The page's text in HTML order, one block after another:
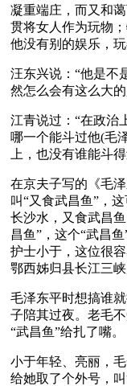
凝重端庄，而又和
贯将女人作为玩物
他没有别的娱乐，
汪东兴说：“他是不
然怎么会有这么大
江青说过：“在政治
哪一个能斗过他(毛
上，也没有谁能斗
在京夫子写的《毛
叫“又食武昌鱼”，
长沙水，又食武昌
昌鱼”，这个“武昌
护士小于，这位很
鄂西姊归县长江三
毛泽东平时想搞谁
子陪其过夜。老毛
“武昌鱼”给扎了嘴。
小于年轻、亮丽，
给她取了个外号，